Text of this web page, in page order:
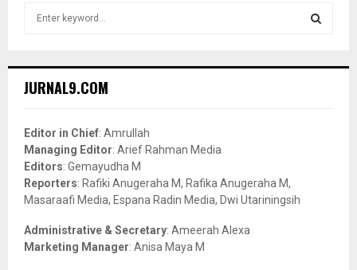
h
o
r
:
JURNAL9.COM
Editor in Chief: Amrullah
Managing Editor: Arief Rahman Media
Editors: Gemayudha M
Reporters: Rafiki Anugeraha M, Rafika Anugeraha M,
Masaraafi Media, Espana Radin Media, Dwi Utariningsih
Administrative & Secretary: Ameerah Alexa
Marketing Manager: Anisa Maya M